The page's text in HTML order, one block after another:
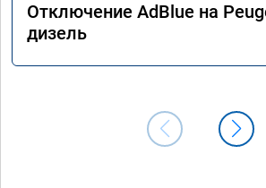
Отключение AdBlue на
дизель